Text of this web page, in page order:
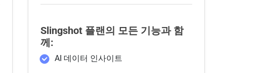
Slingshot 플랜의 모든 기능과 함
께:
AI 데이터 인사이트